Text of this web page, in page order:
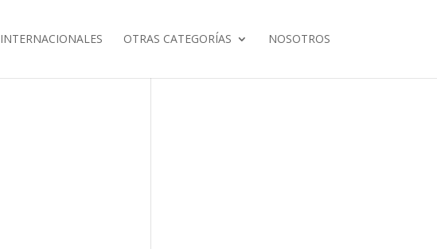
INTERNACIONALES OTRAS CATEGORÍAS NOSOTROS